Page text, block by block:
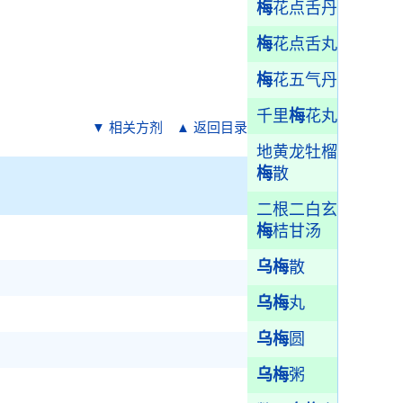
梅花点舌丹
梅花点舌丸
梅花五气丹
千里梅花丸
地黄龙牡榴
梅散
二根二白玄
梅桔甘汤
乌梅散
乌梅丸
乌梅圆
乌梅粥
▼ 相关方剂 ▲ 返回目录